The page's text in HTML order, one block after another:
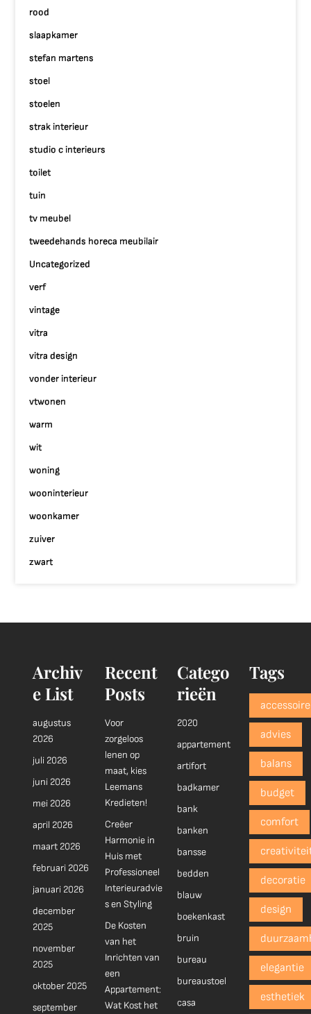
rood
slaapkamer
stefan martens
stoel
stoelen
strak interieur
studio c interieurs
toilet
tuin
tv meubel
tweedehands horeca meubilair
Uncategorized
verf
vintage
vitra
vitra design
vonder interieur
vtwonen
warm
wit
woning
wooninterieur
woonkamer
zuiver
zwart
Archiv
e List
augustus
2026
juli 2026
juni 2026
mei 2026
april 2026
maart 2026
februari 2026
januari 2026
december
2025
november
2025
oktober 2025
september
Recent
Posts
Voor
zorgeloos
lenen op
maat, kies
Leemans
Kredieten!
Creëer
Harmonie in
Huis met
Professioneel
Interieuradvie
s en Styling
De Kosten
van het
Inrichten van
een
Appartement:
Wat Kost het
Catego
rieën
2020
appartement
artifort
badkamer
bank
banken
bansse
bedden
blauw
boekenkast
bruin
bureau
bureaustoel
casa
Tags
advies
balans
budget
comfort
decoratie
design
elegantie
esthetiek